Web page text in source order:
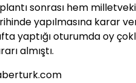
sonrası hem
yapılmasına karar
yaptığı oturumda oy
almıştı.